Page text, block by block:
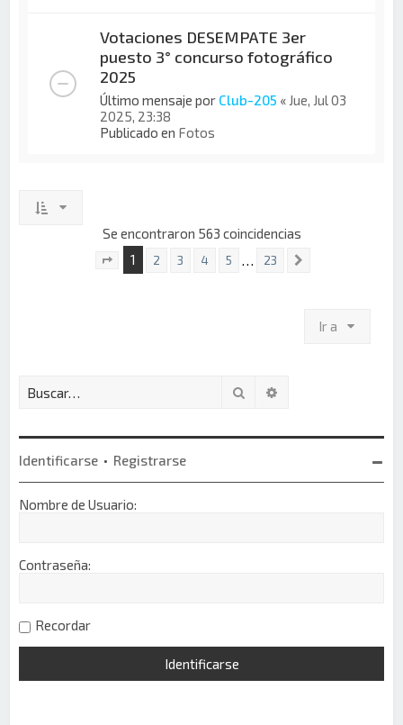
Votaciones DESEMPATE 3er
puesto 3° concurso fotográfico
2025
Último mensaje por Club-205 « Jue, Jul 03
2025, 23:38
Publicado en Fotos
Se encontraron 563 coincidencias
Página1 de23
1 2 3 4 5 23
Ir a
Buscar
Identificarse • Registrarse
Nombre de Usuario:
Contraseña:
Recordar